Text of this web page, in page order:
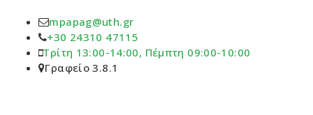
mpapag@uth.gr
+30 24310 47115
Τρίτη 13:00-14:00, Πέμπτη 09:00-10:00
Γραφείο 3.8.1